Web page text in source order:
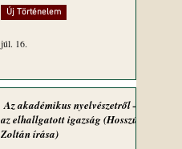
Új Történelem
júl. 16.
Az akadémikus nyelvészetről –
az elhallgatott igazság (Hosszú
Zoltán írása)